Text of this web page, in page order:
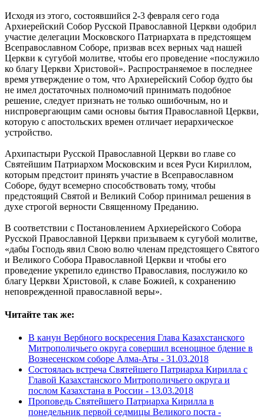
Исходя из этого, состоявшийся 2-3 февраля сего года
Архиерейский Собор Русской Православной Церкви одобрил
участие делегации Московского Патриархата в предстоящем
Всеправославном Соборе, призвав всех верных чад нашей
Церкви к сугубой молитве, чтобы его проведение «послужило
ко благу Церкви Христовой». Распространяемое в последнее
время утверждение о том, что Архиерейский Собор будто бы
не имел достаточных полномочий принимать подобное
решение, следует признать не только ошибочным, но и
ниспровергающим сами основы бытия Православной Церкви,
которую с апостольских времен отличает иерархическое
устройство.
Архипастыри Русской Православной Церкви во главе со
Святейшим Патриархом Московским и всея Руси Кириллом,
которым предстоит принять участие в Всеправославном
Соборе, будут всемерно способствовать тому, чтобы
предстоящий Святой и Великий Собор принимал решения в
духе строгой верности Священному Преданию.
В соответствии с Постановлением Архиерейского Собора
Русской Православной Церкви призываем к сугубой молитве,
«дабы Господь явил Свою волю членам предстоящего Святого
и Великого Собора Православной Церкви и чтобы его
проведение укрепило единство Православия, послужило ко
благу Церкви Христовой, к славе Божией, к сохранению
неповрежденной православной веры».
Читайте так же:
В канун Вербного воскресения Глава Казахстанского
Митрополичьего округа совершил всенощное бдение в
Вознесенском соборе Алма-Аты - 31.03.2018
Состоялась встреча Святейшего Патриарха Кирилла с
Главой Казахстанского Митрополичьего округа и
послом Казахстана в России - 13.03.2018
Проповедь Святейшего Патриарха Кирилла в
понедельник первой седмицы Великого поста -